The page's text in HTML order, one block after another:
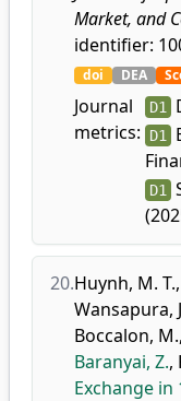
Market, and
identifier:
doi DEA
Journal
metrics:
D1
D1
D1
20.Huynh, M. T.,
Wansapura,
Boccalon, M.,
Baranyai, Z.,
Exchange in